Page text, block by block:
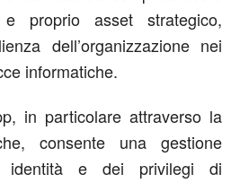
proprio asset strategico,
dell’organizzazione nei
informatiche.
in particolare attraverso la
consente una gestione
identità e dei privilegi di